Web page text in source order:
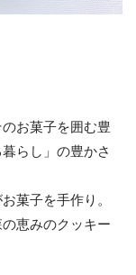
お菓子を囲む豊
らし」の豊かさ
菓子を手作り。
恵みのクッキー